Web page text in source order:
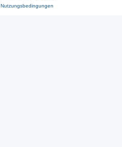
Nutzungsbedingungen